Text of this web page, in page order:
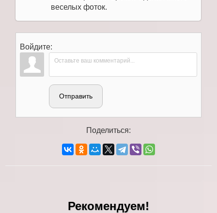
веселых фоток.
Войдите:
Отправить
Поделиться:
Рекомендуем!